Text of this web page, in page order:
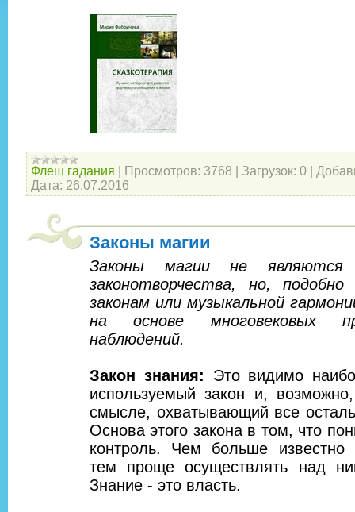
Флеш гадания Просмотров: 3768 Загрузок: 0
Дата: 26.07.2016
Законы магии
Законы магии не являются
законотворчества, но, подобно
законам или музыкальной
на основе многовековых
наблюдений.
Закон знания: Это видимо
используемый закон и,
смысле, охватывающий все
Основа этого закона в том, что
контроль. Чем больше известно
тем проще осуществлять над
Знание - это власть.